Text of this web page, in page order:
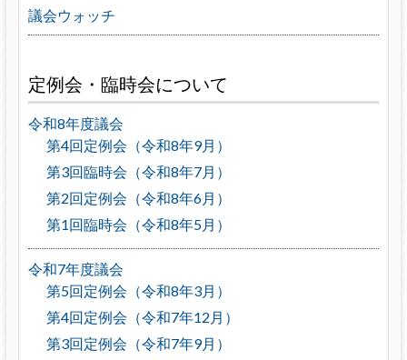
議会ウォッチ
定例会・臨時会について
令和8年度議会
第4回定例会（令和8年9月）
第3回臨時会（令和8年7月）
第2回定例会（令和8年6月）
第1回臨時会（令和8年5月）
令和7年度議会
第5回定例会（令和8年3月）
第4回定例会（令和7年12月）
第3回定例会（令和7年9月）